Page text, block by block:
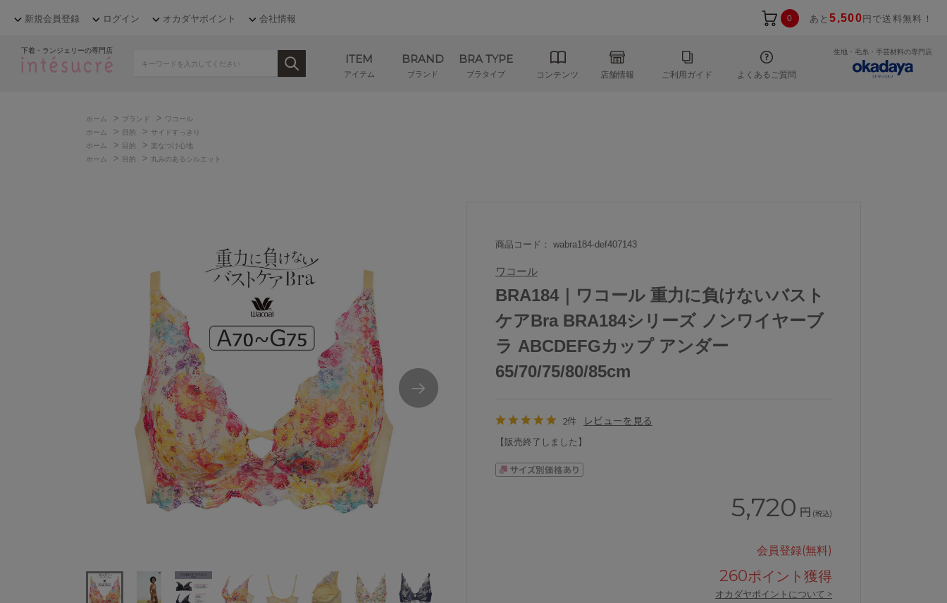
新規会員登録 ログイン オカダヤポイント 会社情報 0 あと5,500 円で送料無料！
下着・ランジェリーの専門店
ITEM
アイテム
BRAND
ブランド
BRA TYPE
ブラタイプ コンテンツ 店舗情報 ご利用ガイド よくあるご質問
生地・毛糸・手芸材料の専門店
ホーム > ブランド > ワコール
ホーム
> 目的 > サイドすっきり
ホーム
> 目的 > 楽なつけ心地
ホーム
> 目的 > 丸みのあるシルエット
商品コード： wabra184-def407143
ワコール
BRA184｜ワコール 重力に負けないバスト
ケアBra BRA184シリーズ ノンワイヤーブ
ラ ABCDEFGカップ アンダー
65/70/75/80/85cm
2件 レビューを見る
【販売終了しました】
5,720 円 (税込)
会員登録(無料)
260ポイント獲得
オカダヤポイントについて >